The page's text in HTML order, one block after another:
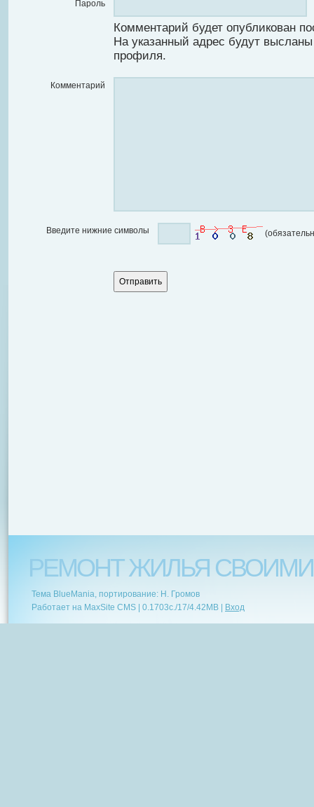
Пароль
Комментарий будет опубликован
На указанный адрес будут
профиля.
Комментарий
Введите нижние символы
РЕМОНТ ЖИЛЬЯ
Тема BlueMania, портирование: Н. Громов
Работает на MaxSite CMS | 0.1703c./17/4.42MB | Вход